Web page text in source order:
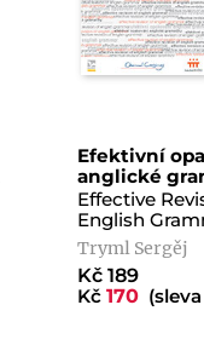
Efektivní
anglické
Effective
English
Tryml Sergěj
Kč 189
Kč170 (sleva